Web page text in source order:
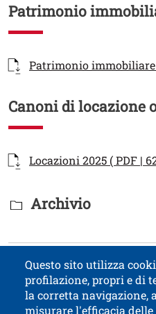
Patrimonio
Documenti
Documento
Patrimonio immobiliare
Canoni di locazione
Documenti
Documento
Locazioni 2025 ( PDF |
Titolo Documenti
Archivio
Testo
Ultimo aggiornamento: 26
Contatti
Titolo contatti
Questo sito utilizza
profilazione, propri e di
la corretta navigazione,
misurare l'efficacia